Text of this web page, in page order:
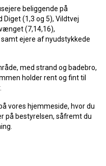
beliggende på
(1,3 og 5), Vildtvej
(7,14,16),
ejere af nyudstykkede
med strand og badebro,
holder rent og fint til
vores hjemmeside, hvor du
på bestyrelsen, såfremt du